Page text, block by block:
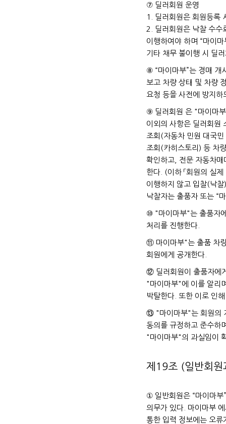
⑦ 딜러회원 운영
1. 딜러회원은 회원등록
2. 딜러회원은 낙찰 수수
이행하여야 하며 “마이
기타 채무 불이행 시 딜
⑧ “마이마부”는 경매 개
보고 차량 상태 및 차량
요청 등을 사전에 방지하
⑨ 딜러회원 은 "마이마
이외의 사항은 딜러회원
조회(자동차 민원 대국
조회(카히스토리) 등 차
확인하고, 전문 자동차
한다. (이하 「회원의 실
이행하지 않고 입찰(낙
낙찰자는 출품자 또는 “
⑩ "마이마부"는 출품자
처리를 진행한다.
⑪ 마이마부"는 출품 차
회원에게 공개한다.
⑫ 딜러회원이 출품자에
"마이마부"에 이를 알리
박탈한다. 또한 이로 인
⑬ "마이마부"는 회원의
동의를 규정하고 준수하
"마이마부"의 과실임이
제19조 (일반회원
① 일반회원은 “마이마부
의무가 있다. 마이마부
통한 입력 정보에는 오